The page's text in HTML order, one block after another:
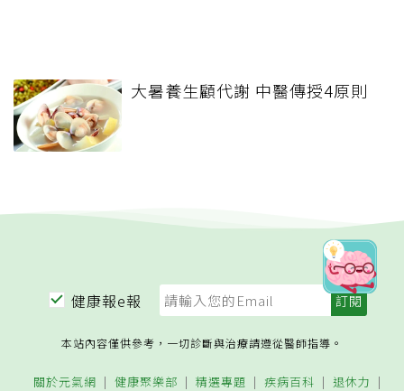
大暑養生顧代謝 中醫傳授4原則
健康報e報
本站內容僅供參考，一切診斷與治療請遵從醫師指導。
關於元氣網 健康聚樂部 精選專題 疾病百科 退休力